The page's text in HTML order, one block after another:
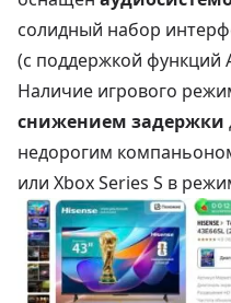
солидный набор
(с поддержкой функций
Наличие игрового
снижением задержки
недорогим
или Xbox Series S в